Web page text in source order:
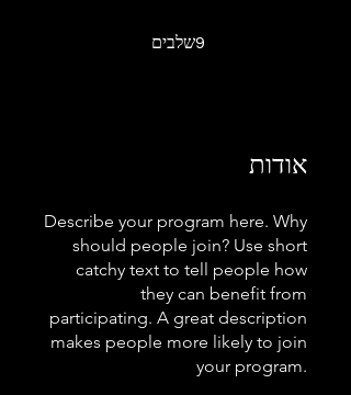
9שלבים
אודות
Describe your program here. Why
should people join? Use short
catchy text to tell people how
they can benefit from
participating. A great description
makes people more likely to join
your program.